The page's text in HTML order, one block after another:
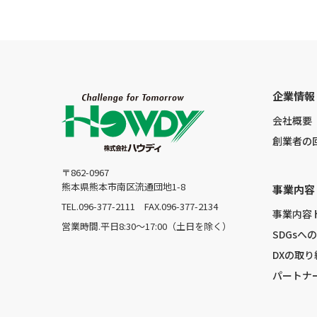
〒862-0967
熊本県熊本市南区流通団地1-8
TEL.096-377-2111
FAX.096-377-2134
営業時間.平日8:30〜17:00（土日を除く）
企業情報
会社概要
創業者の
事業内容
事業内容
SDGsへ
DXの取
パートナ